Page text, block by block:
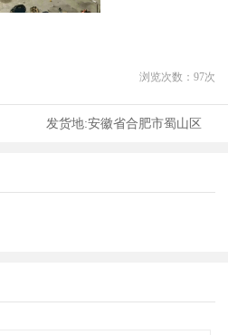
浏览次数： 97次
发货地:安徽省合肥市蜀山区